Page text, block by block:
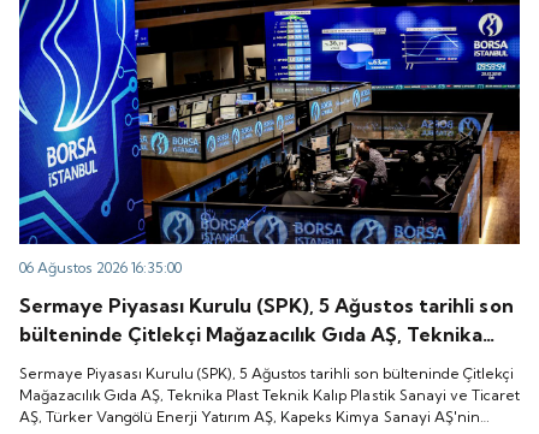
06 Ağustos 2026 16:35:00
Sermaye Piyasası Kurulu (SPK), 5 Ağustos tarihli son
bülteninde Çitlekçi Mağazacılık Gıda AŞ, Teknika
Plast Teknik Kalıp Plastik Sanayi ve Ticaret AŞ,
Türker Vangölü Enerji Yatırım AŞ, Kapeks Kimya
Sanayi AŞ'nin halka arzlarına onay verdiği duyurdu.
Sermaye Piyasası Kurulu (SPK), 5 Ağustos tarihli son bülteninde Çitlekçi
Mağazacılık Gıda AŞ, Teknika Plast Teknik Kalıp Plastik Sanayi ve Ticaret
AŞ, Türker Vangölü Enerji Yatırım AŞ, Kapeks Kimya Sanayi AŞ'nin